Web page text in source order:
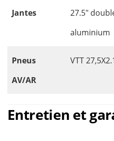
Jantes
27.5″
aluminium
Pneus
AV/AR
VTT
Entretien et